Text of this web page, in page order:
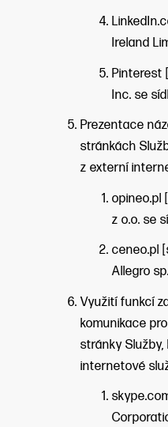
Ireland
Pinterest
Inc. se
Prezentace
stránkách
z externí
opineo.pl
z o.o. se
ceneo.pl
Allegro
Využití funkcí
komunikace
stránky
internetové